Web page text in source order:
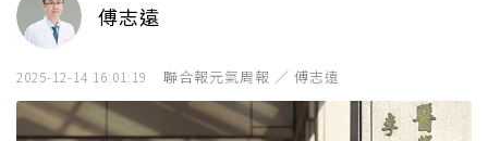
傅志遠
2025-12-14 16:01:19 聯合報元氣周報 ／ 傅志遠